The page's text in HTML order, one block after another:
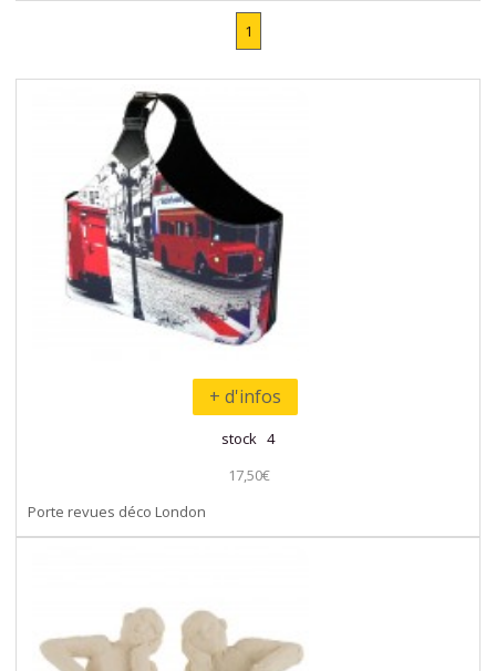
1
+ d'infos
stock 4
17,50€
Porte revues déco London